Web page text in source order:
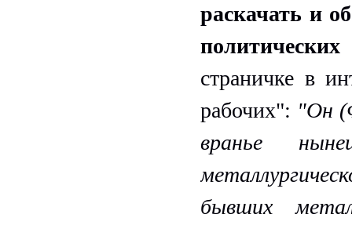
раскачать и
страничке в
рабочих": "Он
вранье
бывших